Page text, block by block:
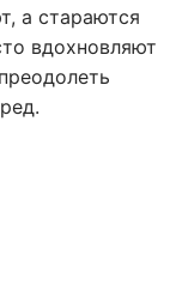
а стараются
вдохновляют